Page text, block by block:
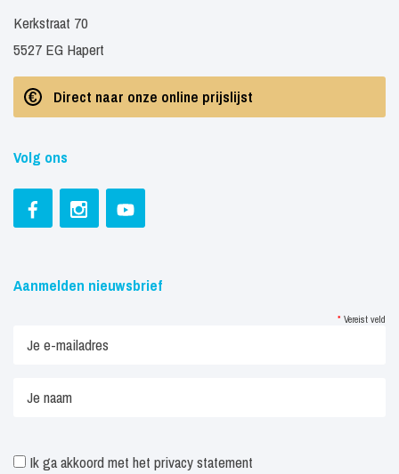
Kerkstraat 70
5527 EG Hapert
Direct naar onze online prijslijst
Volg ons
Aanmelden nieuwsbrief
* Vereist veld
Ik ga akkoord met het privacy statement